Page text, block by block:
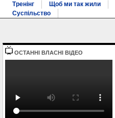
Тренінг Щоб ми так жили
Суспільство
ОСТАННI ВЛАСНI ВIДЕО